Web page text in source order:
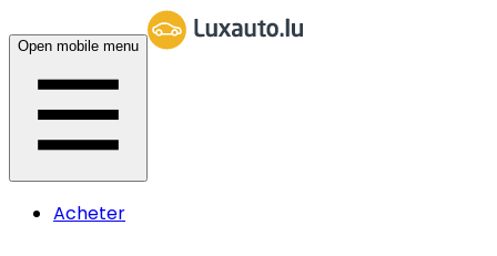
Open mobile menu
Acheter